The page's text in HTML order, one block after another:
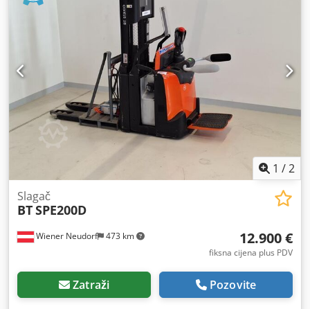
1 /2
Wiener Neudorf 473 km
Slagač
BTSPE200D
12.900 €
fiksna cijena plus PDV
Zatraži Pozovite